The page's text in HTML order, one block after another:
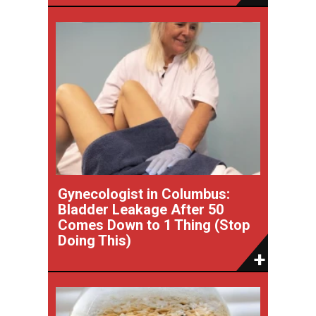
Gynecologist in Columbus:
Bladder Leakage After 50
Comes Down to 1 Thing (Stop
Doing This)